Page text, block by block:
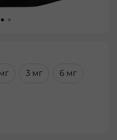
3 мг 6 мг